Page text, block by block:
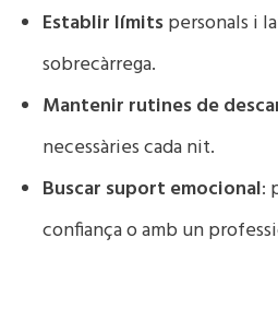
Establir límitspersonals i
sobrecàrrega.
Mantenir rutines de
necessàries cada nit.
Buscar suport emocional:
confiança o amb un